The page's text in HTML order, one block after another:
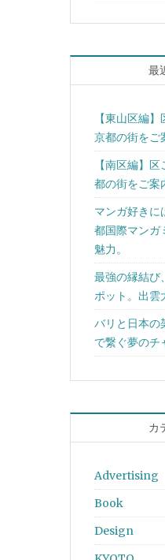
最
【東山区編
京都の街をご
【南区編】
都の街をご案
マンガ好きに
都国際マンガ
魅力。
最強の縁結び
ポット。出雲
バリと日本の
で繋ぐ夢のチ
カ
Advertising
Book
Design